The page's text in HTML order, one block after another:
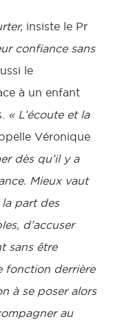
insiste le Pr
confiance sans
le
à un enfant
« L’écoute et la
Véronique
dès qu’il y a
Mieux vaut
part des
d’accuser
sans être
fonction derrière
à se poser alors
au